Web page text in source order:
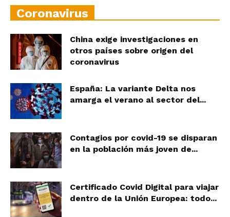
Coronavirus
China exige investigaciones en
otros países sobre origen del
coronavirus
España: La variante Delta nos
amarga el verano al sector del...
Contagios por covid-19 se disparan
en la población más joven de...
Certificado Covid Digital para viajar
dentro de la Unión Europea: todo...